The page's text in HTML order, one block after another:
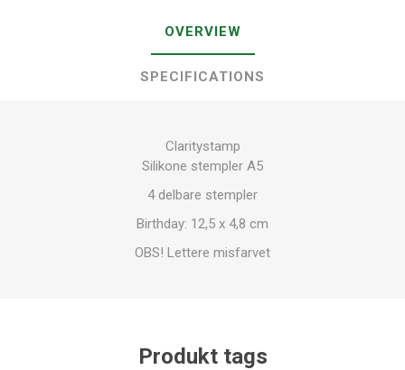
OVERVIEW
SPECIFICATIONS
Claritystamp
Silikone stempler A5
4 delbare stempler
Birthday: 12,5 x 4,8 cm
OBS! Lettere misfarvet
Produkt tags